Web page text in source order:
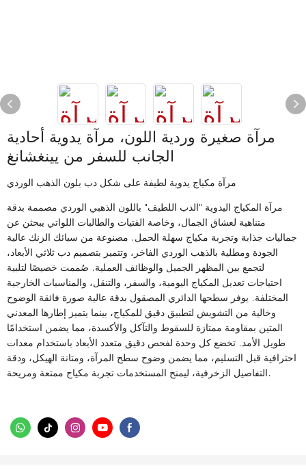
مرآة صغيرة وردية اللون، مرآة يدوية أحادية
الجانب للسفر من يينغشانغ
مرآة مكياج يدوية لطيفة على شكل دب بلون الذهب الوردي
مرآة المكياج اليدوية "الدب اللطيف" باللون الذهبي الوردي مصممة بدقة
متناهية لعشاق الجمال، وخاصة الفتيات والطالبات اللواتي يبحثن عن
جماليات جذابة وتجربة مكياج سهلة الحمل. مصنوعة من سبائك الزنك عالية
الجودة ومطلية بالذهب الوردي الفاخر، وتتميز بتصميم دب ثلاثي الأبعاد،
لتجمع بين المظهر الجميل والوظائف العملية. صُممت خصيصًا لتلبية
احتياجات تعديل المكياج اليومية، والسفر، والتنقل، والمناسبات الخارجية
المختلفة. يوفر سطحها الدائري المصقول بدقة عالية صورة فائقة الوضوح
وخالية من التشويش لتطبيق دقيق للمكياج، بينما يتميز إطارها المعدني
المتين بمقاومة ممتازة للسقوط والتآكل والأكسدة، مما يضمن استخدامًا
طويل الأمد. تخضع كل وحدة لفحص دقيق متعدد الأبعاد باستخدام معدات
احترافية قبل التسليم، مما يضمن وضوح سطح المرآة، ومتانة الهيكل، ودقة
التفاصيل الزخرفية، ليمنح المستخدمات تجربة مكياج ممتعة ومريحة.